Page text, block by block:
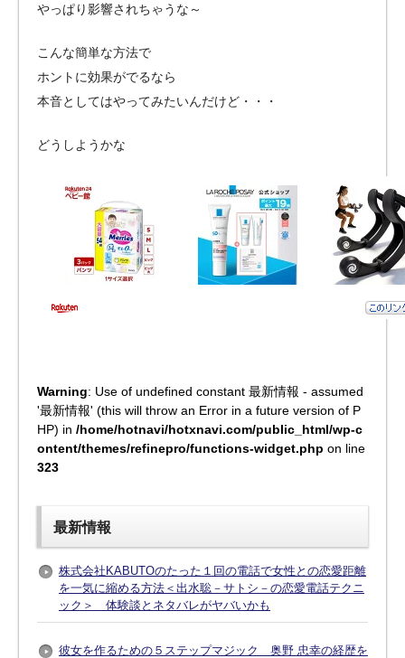
やっぱり影響されちゃうな～
こんな簡単な方法で
ホントに効果がでるなら
本音としてはやってみたいんだけど・・・
どうしようかな
Warning: Use of undefined constant 最新情報 - assumed
'最新情報' (this will throw an Error in a future version of P
HP) in /home/hotnavi/hotxnavi.com/public_html/wp-c
ontent/themes/refinepro/functions-widget.php on line
323
最新情報
株式会社KABUTOのたった１回の電話で女性との恋愛距離
を一気に縮める方法＜出水聡－サトシ－の恋愛電話テクニ
ック＞ 体験談とネタバレがヤバいかも
彼女を作るための５ステップマジック 奥野 忠幸の経歴を